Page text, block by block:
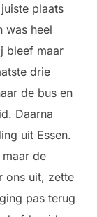
plaats
was heel
bleef maar
drie
de bus en
Daarna
uit Essen.
de
ons uit, zette
pas terug